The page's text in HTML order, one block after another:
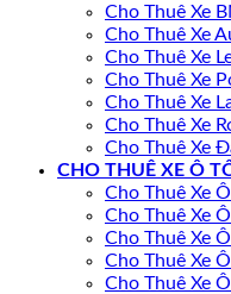
Cho Thuê Xe
Cho Thuê Xe
Cho Thuê Xe
Cho Thuê Xe
Cho Thuê Xe
Cho Thuê Xe
Cho Thuê Xe
CHO THUÊ XE Ô
Cho Thuê Xe
Cho Thuê Xe
Cho Thuê Xe
Cho Thuê Xe
Cho Thuê Xe